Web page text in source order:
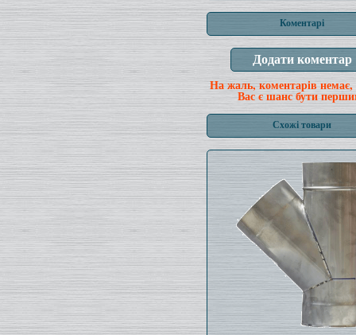
Коментарі
На жаль, коментарів немає,
Вас є шанс бути
Схожі товари